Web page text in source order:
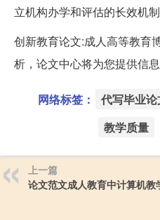
立机构办学和评估的长效机制
创新教育论文:成人高等教育
析，论文中心将为您提供信息
网络标签： 代写毕业论
教学质量
上一篇
论文范文成人教育中计算机教